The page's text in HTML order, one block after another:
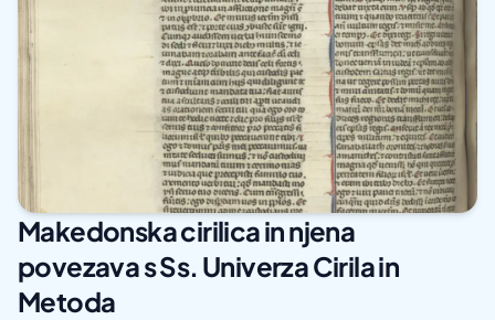
Makedonska cirilica in njena
povezava s Ss. Univerza Cirila in
Metoda